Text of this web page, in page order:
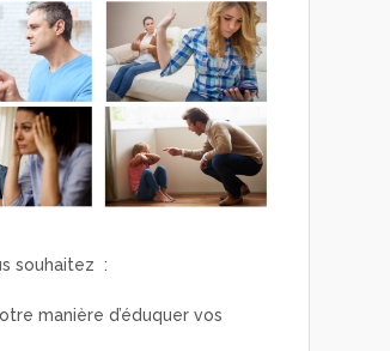
souhaitez :
manière d’éduquer vos